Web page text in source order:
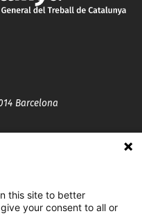
Barcelona
this site to better
your consent to all or